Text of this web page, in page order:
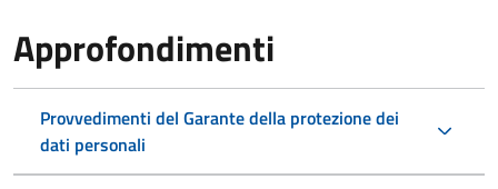
Approfondimenti
Provvedimenti del Garante della protezione dei
dati personali